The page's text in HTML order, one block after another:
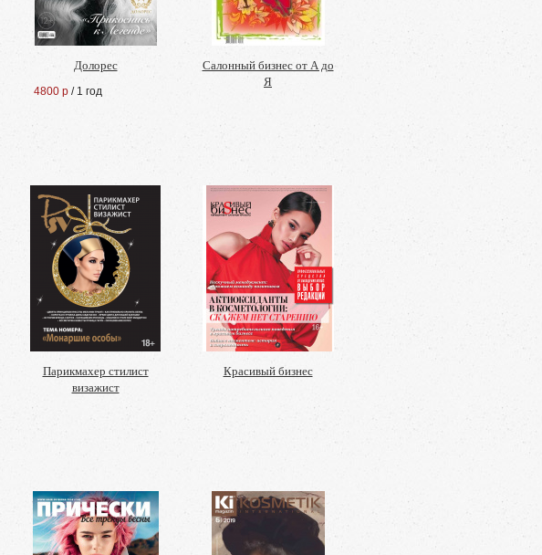
Долорес
4800 р / 1 год
Салонный бизнес от А до
Я
Парикмахер стилист
визажист
Красивый бизнес